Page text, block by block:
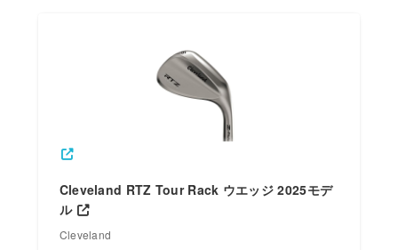
Cleveland RTZ Tour Rack ウエッジ 2025モデ
ル
Cleveland